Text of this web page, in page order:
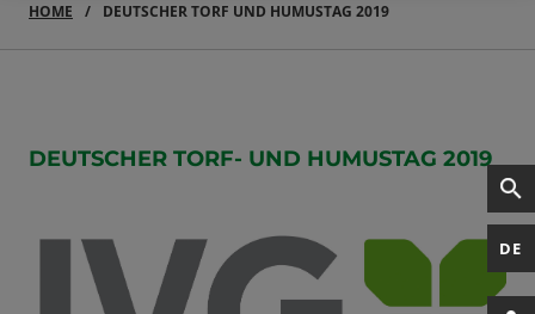
DE
HOME DEUTSCHER TORF UND HUMUSTAG 2019
DEUTSCHER TORF- UND HUMUSTAG 2019